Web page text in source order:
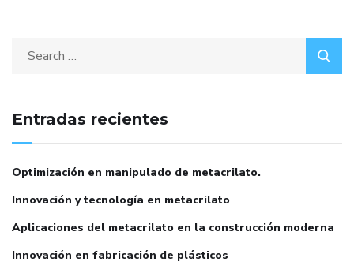
Entradas recientes
Optimización en manipulado de metacrilato.
Innovación y tecnología en metacrilato
Aplicaciones del metacrilato en la construcción moderna
Innovación en fabricación de plásticos